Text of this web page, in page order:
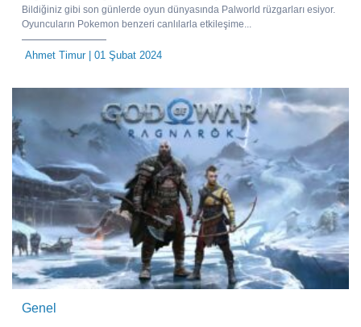
Bildiğiniz gibi son günlerde oyun dünyasında Palworld rüzgarları esiyor.
Oyuncuların Pokemon benzeri canlılarla etkileşime...
Ahmet Timur| 01 Şubat 2024
Genel